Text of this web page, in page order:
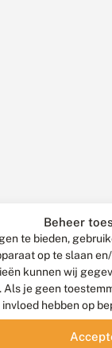
Beheer
te bieden,
op te slaan
kunnen wij
Als je geen
hebben op